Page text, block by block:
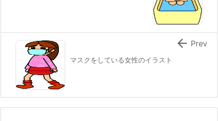
マスクをしている女性のイラスト
 Prev